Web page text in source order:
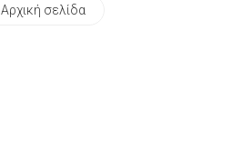
Αρχική σελίδα